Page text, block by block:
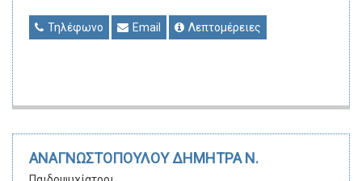
Τηλέφωνο Email Λεπτομέρειες
ΑΝΑΓΝΩΣΤΟΠΟΥΛΟΥ ΔΗΜΗΤΡΑ Ν.